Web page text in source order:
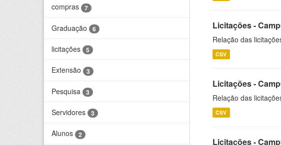
compras
7
Graduação 6
licitações 5
Extensão 3
Pesquisa 3
Servidores 3
Alunos 2
Licitações -
Relação das
CSV
Licitações -
Relação das
CSV
Licitações -